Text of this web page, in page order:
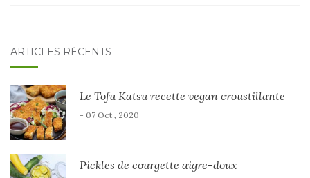
ARTICLES RÉCENTS
Le Tofu Katsu recette vegan croustillante
- 07 Oct , 2020
Pickles de courgette aigre-doux